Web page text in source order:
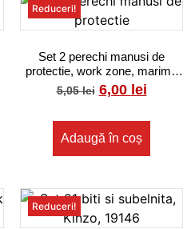
Reduceri!
Set 2 perechi manusi de
protectie, work zone, marime
universala, culoare galben
5,05lei 6,00 lei
Adaugă în coș
Reduceri!